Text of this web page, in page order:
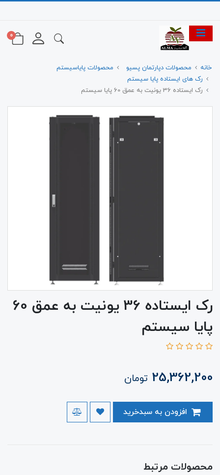
0
خانه محصولات دپارتمان پسیو
محصولات پایاسیستم
رک های ایستاده پایا سیستم
رک ایستاده 36 یونیت به عمق 60 پایا سیستم
رک ایستاده 36 یونیت به عمق 60
پایا سیستم
25,362,200 تومان
محصولات مرتبط